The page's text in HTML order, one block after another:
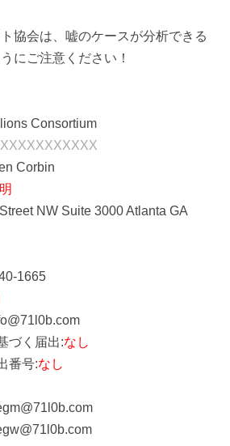
協会は、嘘のケースが分析できる
にご注意ください！
Consortium
Corbin
NW Suite 3000 Atlanta GA
1665
づく届出:なし
番号:なし